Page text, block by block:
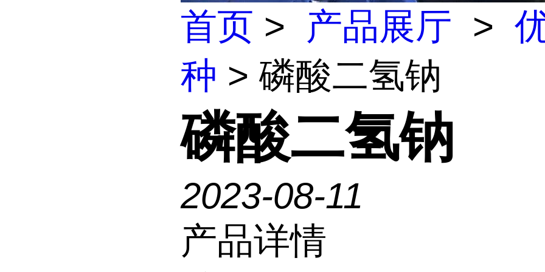
首页 > 产品展厅 >
种 > 磷酸二氢钠
磷酸二氢钠
2023-08-11
产品详情